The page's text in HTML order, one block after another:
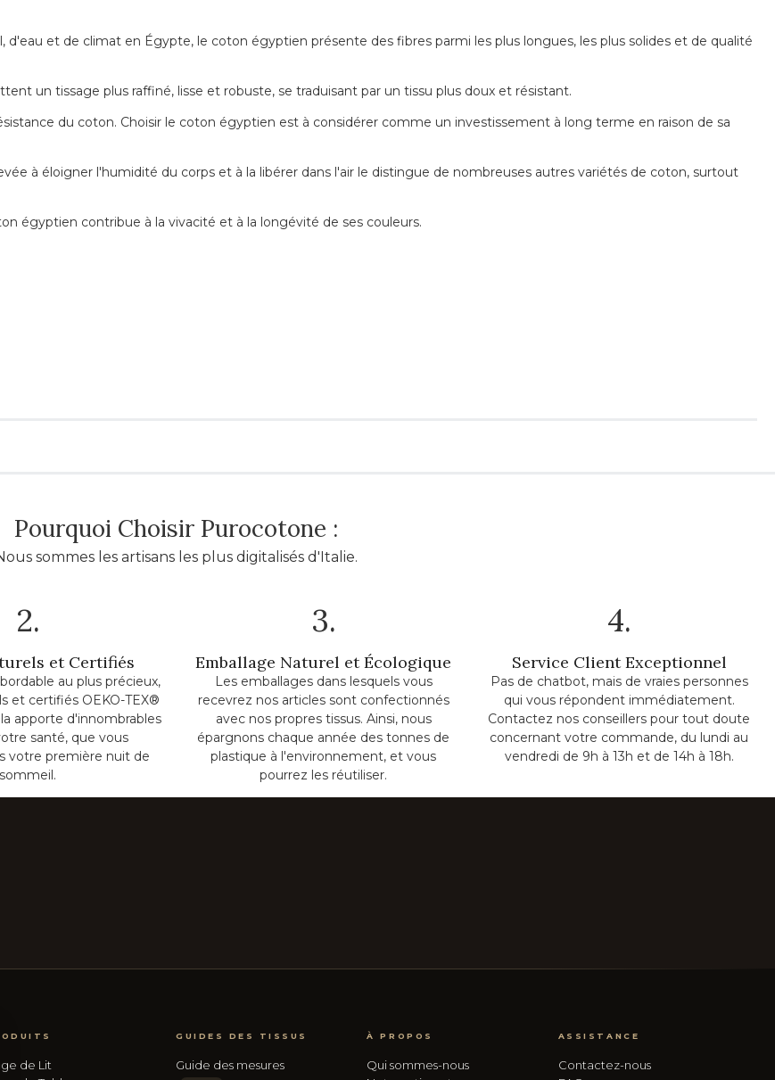
d'eau et de climat en Égypte, le coton égyptien présente des fibres parmi les plus longues, les plus solides et de qualité
un tissage plus raffiné, lisse et robuste, se traduisant par un tissu plus doux et résistant.
du coton. Choisir le coton égyptien est à considérer comme un investissement à long terme en raison de sa
à éloigner l'humidité du corps et à la libérer dans l'air le distingue de nombreuses autres variétés de coton, surtout
égyptien contribue à la vivacité et à la longévité de ses couleurs.
Pourquoi Choisir Purocotone :
sommes les artisans les plus digitalisés d'Italie.
2.
et Certifiés
au plus précieux,
et certifiés OEKO-TEX®
apporte d'innombrables
santé, que vous
votre première nuit de
sommeil.
3.
Emballage Naturel et Écologique
Les emballages dans lesquels vous
recevrez nos articles sont confectionnés
avec nos propres tissus. Ainsi, nous
épargnons chaque année des tonnes de
plastique à l'environnement, et vous
pourrez les réutiliser.
4.
Service Client Exceptionnel
Pas de chatbot, mais de vraies personnes
qui vous répondent immédiatement.
Contactez nos conseillers pour tout doute
concernant votre commande, du lundi au
vendredi de 9h à 13h et de 14h à 18h.
de Lit
GUIDES DES TISSUS
Guide des mesures
À PROPOS
Qui sommes-nous
ASSISTANCE
Contactez-nous